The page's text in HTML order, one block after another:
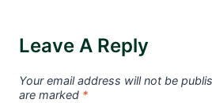
Leave A Reply
Your email address will not be
are marked *